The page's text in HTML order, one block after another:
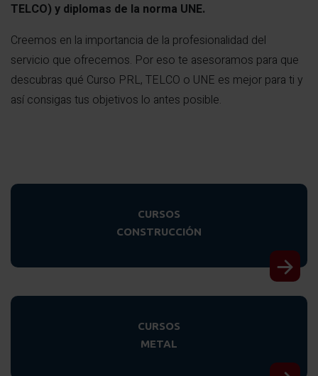
TELCO) y diplomas de la norma UNE.
Creemos en la importancia de la profesionalidad del
servicio que ofrecemos. Por eso te asesoramos para que
descubras qué Curso PRL, TELCO o UNE es mejor para ti y
así consigas tus objetivos lo antes posible.
CURSOS
CONSTRUCCIÓN
CURSOS
METAL